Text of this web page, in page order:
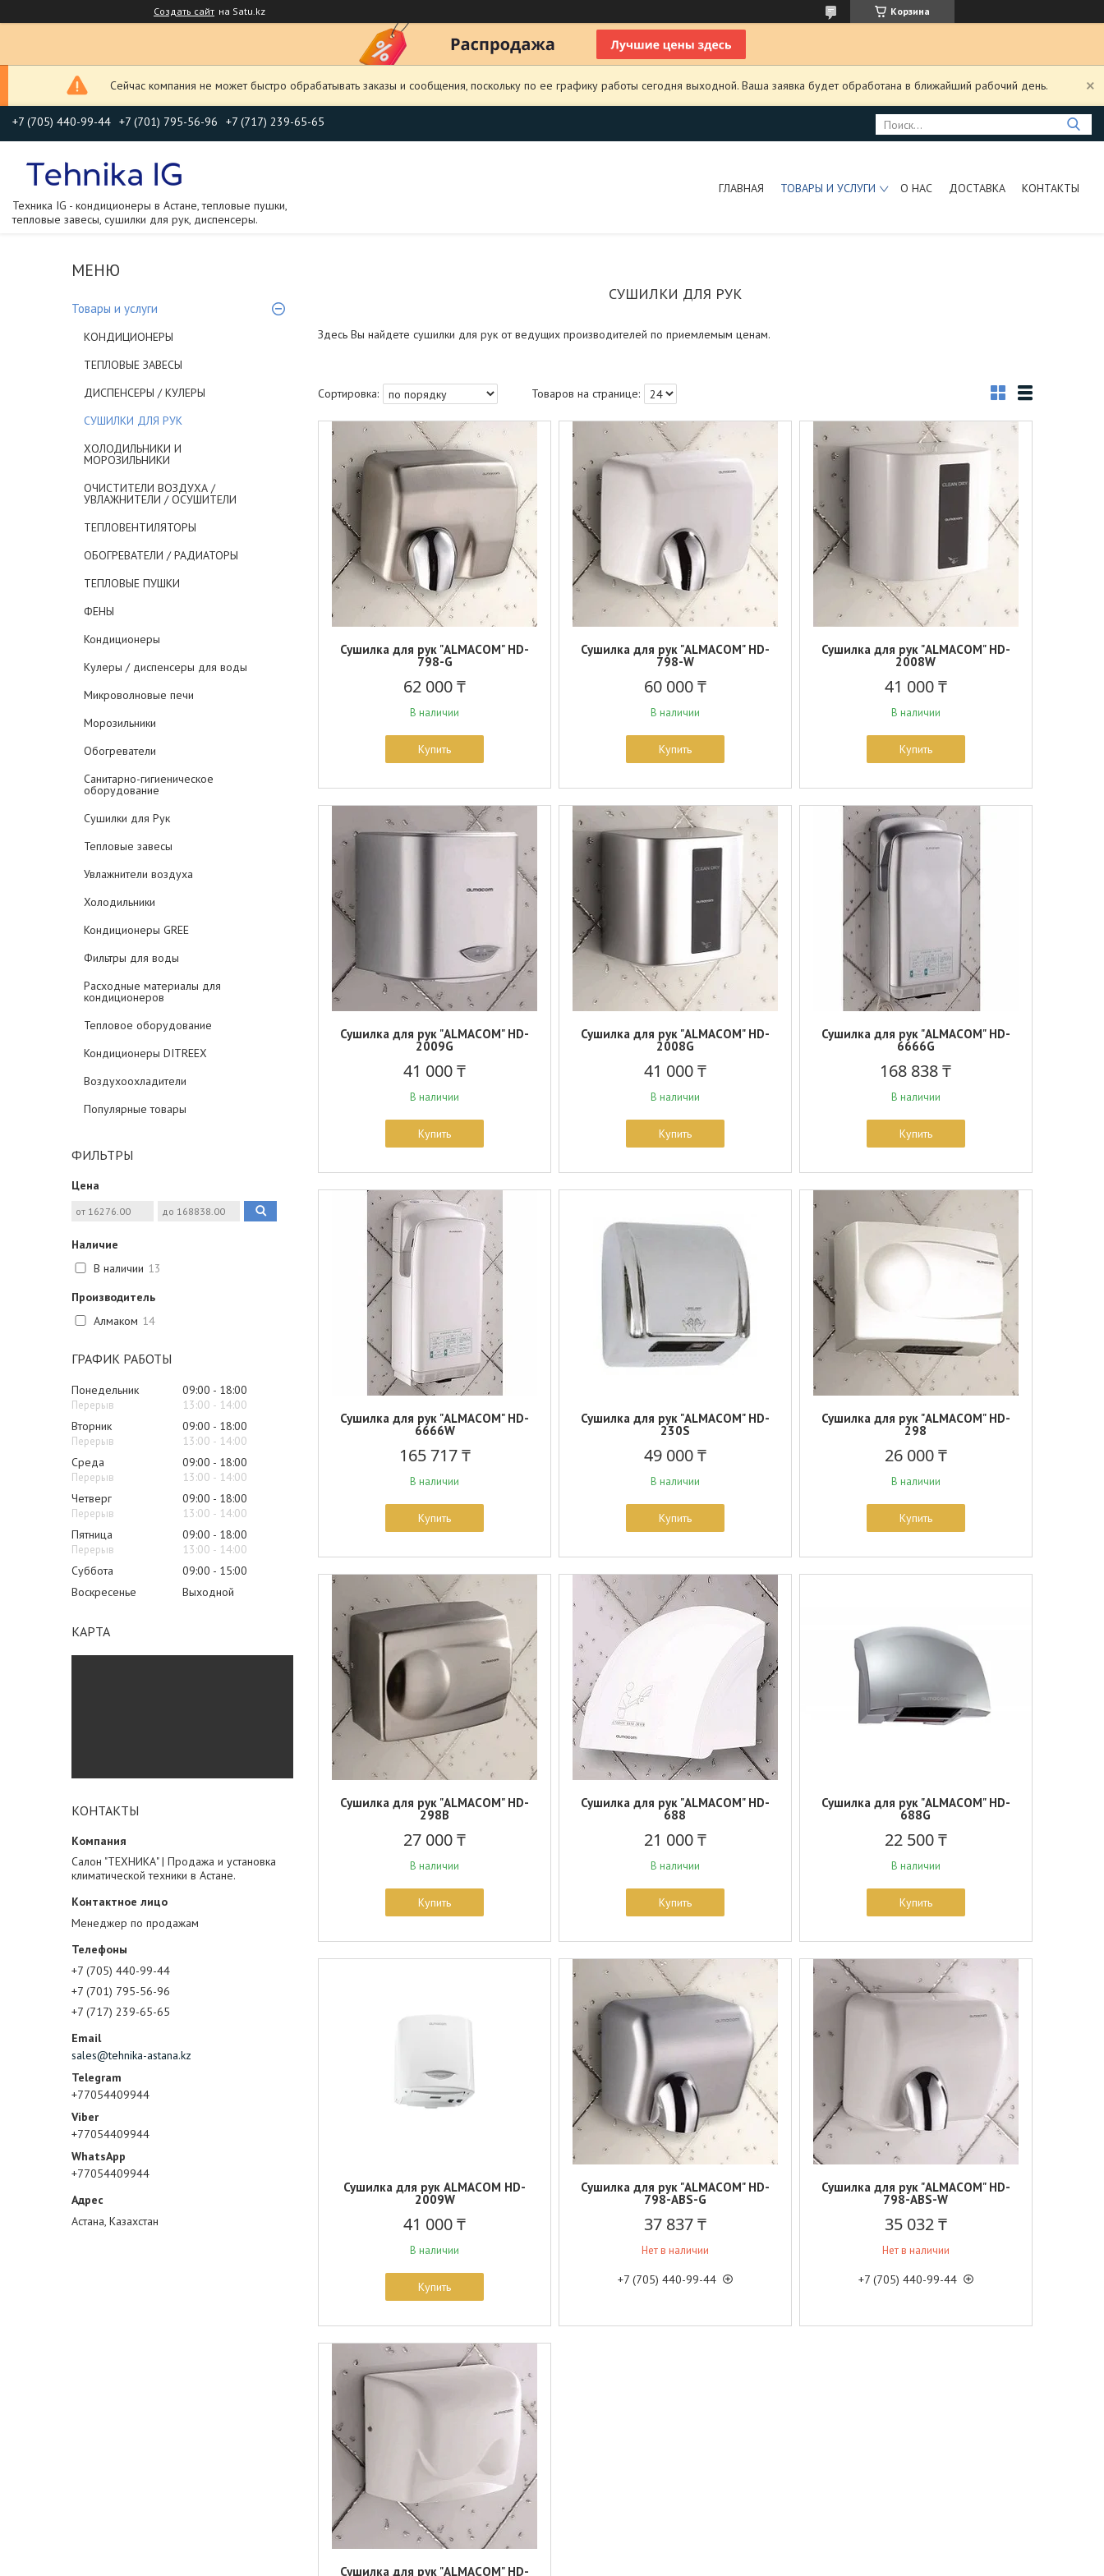
Создать сайт на Satu.kz Корзина
Сейчас компания не может быстро обрабатывать заказы и сообщения, поскольку по ее графику работы сегодня выходной. Ваша заявка будет обработана в ближайший рабочий день.
+7 (705) 440-99-44 +7 (701) 795-56-96 +7 (717) 239-65-65
Техника IG - кондиционеры в Астане, тепловые пушки,
тепловые завесы, сушилки для рук, диспенсеры.
ГЛАВНАЯ ТОВАРЫ И УСЛУГИ О НАС ДОСТАВКА КОНТАКТЫ
Товары и услуги
КОНДИЦИОНЕРЫ
ТЕПЛОВЫЕ ЗАВЕСЫ
ДИСПЕНСЕРЫ / КУЛЕРЫ
СУШИЛКИ ДЛЯ РУК
ХОЛОДИЛЬНИКИ И
МОРОЗИЛЬНИКИ
ОЧИСТИТЕЛИ ВОЗДУХА /
УВЛАЖНИТЕЛИ / ОСУШИТЕЛИ
ТЕПЛОВЕНТИЛЯТОРЫ
ОБОГРЕВАТЕЛИ / РАДИАТОРЫ
ТЕПЛОВЫЕ ПУШКИ
ФЕНЫ
Кондиционеры
Кулеры / диспенсеры для воды
Микроволновые печи
Морозильники
Обогреватели
Санитарно-гигиеническое
оборудование
Сушилки для Рук
Тепловые завесы
Увлажнители воздуха
Холодильники
Кондиционеры GREE
Фильтры для воды
Расходные материалы для
кондиционеров
Тепловое оборудование
Кондиционеры DITREEX
Воздухоохладители
Популярные товары
ФИЛЬТРЫ
Цена
Наличие
В наличии 13
Производитель
Алмаком 14
ГРАФИК РАБОТЫ
Понедельник 09:00
18:00
13:00
14:00
Вторник
09:00
18:00
13:00
14:00
Среда
09:00
18:00
13:00
14:00
Четверг
09:00
18:00
13:00
14:00
Пятница
09:00
18:00
13:00
14:00
Суббота
09:00
15:00
Воскресенье
Выходной
КАРТА
КОНТАКТЫ
Салон "ТЕХНИКА" | Продажа и установка
климатической техники в Астане.
Менеджер по продажам
+7 (705) 440-99-44
+7 (701) 795-56-96
+7 (717) 239-65-65
sales@tehnika-astana.kz
+77054409944
+77054409944
+77054409944
Астана, Казахстан
СУШИЛКИ ДЛЯ РУК
Здесь Вы найдете сушилки для рук от ведущих производителей по приемлемым ценам.
Сушилка для рук "ALMACOM" HD-
798-G
62 000 ₸
В наличии
Купить
Сушилка для рук "ALMACOM" HD-
798-W
60 000 ₸
В наличии
Купить
Сушилка для рук "ALMACOM" HD-
2008W
41 000 ₸
В наличии
Купить
Сушилка для рук "ALMACOM" HD-
2009G
41 000 ₸
В наличии
Купить
Сушилка для рук "ALMACOM" HD-
2008G
41 000 ₸
В наличии
Купить
Сушилка для рук "ALMACOM" HD-
6666G
168 838 ₸
В наличии
Купить
Сушилка для рук "ALMACOM" HD-
6666W
165 717 ₸
В наличии
Купить
Сушилка для рук "ALMACOM" HD-
230S
49 000 ₸
В наличии
Купить
Сушилка для рук "ALMACOM" HD-
298
26 000 ₸
В наличии
Купить
Сушилка для рук "ALMACOM" HD-
298B
27 000 ₸
В наличии
Купить
Сушилка для рук "ALMACOM" HD-
688
21 000 ₸
В наличии
Купить
Сушилка для рук "ALMACOM" HD-
688G
22 500 ₸
В наличии
Купить
Сушилка для рук ALMACOM HD-
2009W
41 000 ₸
В наличии
Купить
Сушилка для рук "ALMACOM" HD-
798-ABS-G
37 837 ₸
Нет в наличии
+7 (705) 440-99-44
Сушилка для рук "ALMACOM" HD-
798-ABS-W
35 032 ₸
Нет в наличии
+7 (705) 440-99-44
Сушилка для рук "ALMACOM" HD-